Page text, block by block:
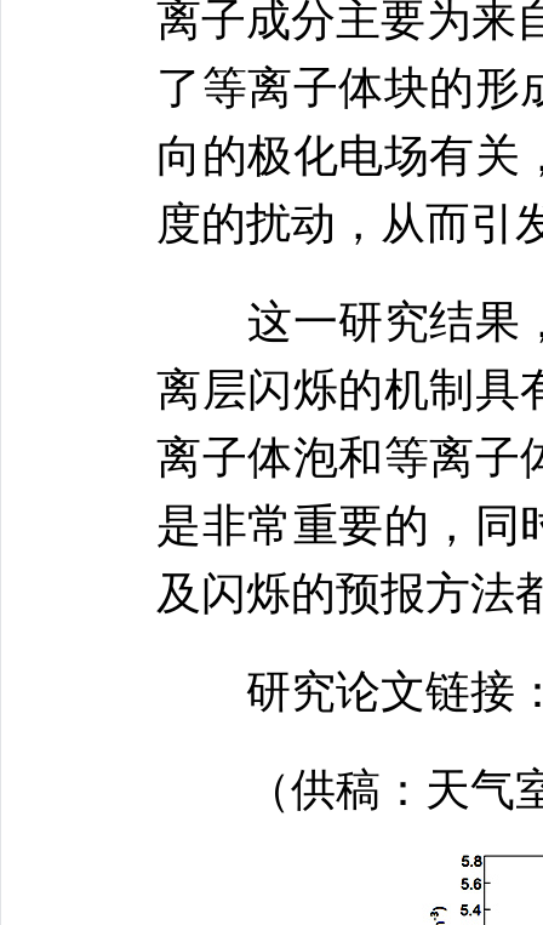
离子成分主要为来
了等离子体块的形
向的极化电场有关
度的扰动，从而引
这一研究结果，
离层闪烁的机制具
离子体泡和等离子
是非常重要的，同
及闪烁的预报方法
研究论文链接
（供稿：天气